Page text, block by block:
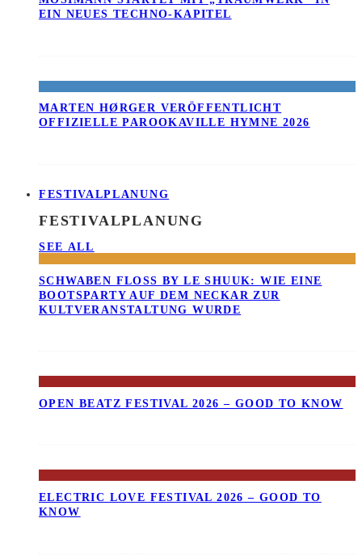
EIN NEUES TECHNO-KAPITEL
MARTEN HØRGER VERÖFFENTLICHT
OFFIZIELLE PAROOKAVILLE HYMNE 2026
FESTIVALPLANUNG
FESTIVALPLANUNG
SEE ALL
SCHWABEN FLOSS BY LE SHUUK: WIE EINE B
OOTSPARTY AUF DEM NECKAR ZUR K
ULTVERANSTALTUNG WURDE
OPEN BEATZ FESTIVAL 2026 – GOOD TO KNOW
ELECTRIC LOVE FESTIVAL 2026 – GOOD TO
KNOW